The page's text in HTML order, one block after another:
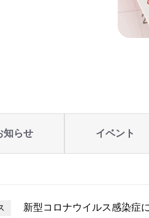
知らせ イベント
新型コロナウイルス感染症